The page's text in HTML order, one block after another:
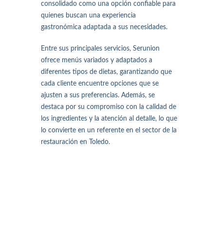
consolidado como una opción confiable para
quienes buscan una experiencia
gastronómica adaptada a sus necesidades.
Entre sus principales servicios, Serunion
ofrece menús variados y adaptados a
diferentes tipos de dietas, garantizando que
cada cliente encuentre opciones que se
ajusten a sus preferencias. Además, se
destaca por su compromiso con la calidad de
los ingredientes y la atención al detalle, lo que
lo convierte en un referente en el sector de la
restauración en Toledo.